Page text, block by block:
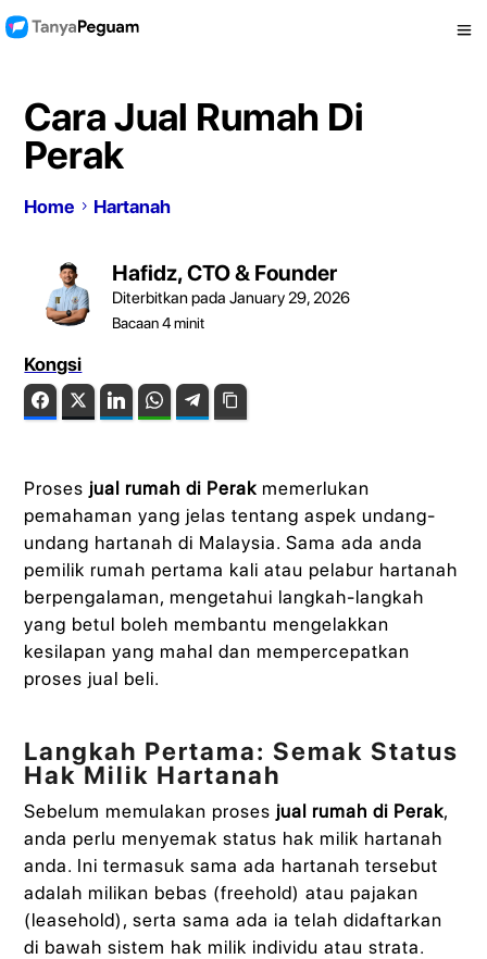
Cara Jual Rumah Di
Perak
Home Hartanah
Hafidz, CTO & Founder
Diterbitkan pada January 29, 2026
Bacaan4minit
Kongsi
FacebookTwitter LinkedIn WhatsAppTelegram
Proses jual rumah di Perak memerlukan
pemahaman yang jelas tentang aspek undang-
undang hartanah di Malaysia. Sama ada anda
pemilik rumah pertama kali atau pelabur hartanah
berpengalaman, mengetahui langkah-langkah
yang betul boleh membantu mengelakkan
kesilapan yang mahal dan mempercepatkan
proses jual beli.
Langkah Pertama: Semak Status
Hak Milik Hartanah
Sebelum memulakan proses jual rumah di Perak,
anda perlu menyemak status hak milik hartanah
anda. Ini termasuk sama ada hartanah tersebut
adalah milikan bebas (freehold) atau pajakan
(leasehold), serta sama ada ia telah didaftarkan
di bawah sistem hak milik individu atau strata.